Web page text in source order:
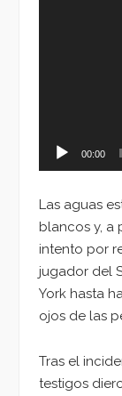
00:00
Las aguas
blancos y, a
intento por
jugador del
York hasta
ojos de las
Tras el
testigos